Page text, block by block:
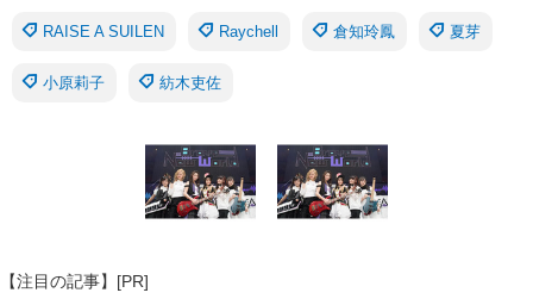
RAISE A SUILEN Raychell 倉知玲鳳 夏芽
小原莉子 紡木吏佐
【注目の記事】[PR]